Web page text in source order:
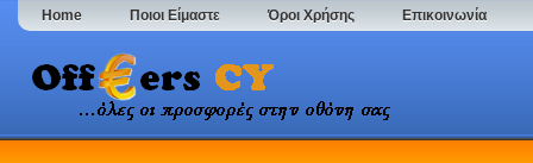
Home Ποιοι Είμαστε Όροι Χρήσης Επικοινωνία